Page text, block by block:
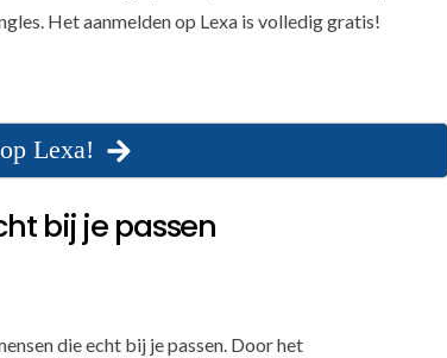
Het aanmelden op Lexa is volledig gratis!
Lexa!
bij je passen
die echt bij je passen. Door het